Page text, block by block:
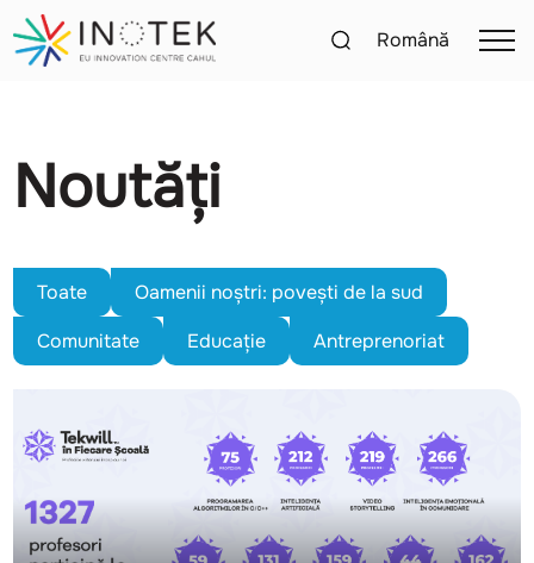
Română
Noutăți
Toate
Oamenii noștri: povești de la sud
Comunitate
Educație Antreprenoriat